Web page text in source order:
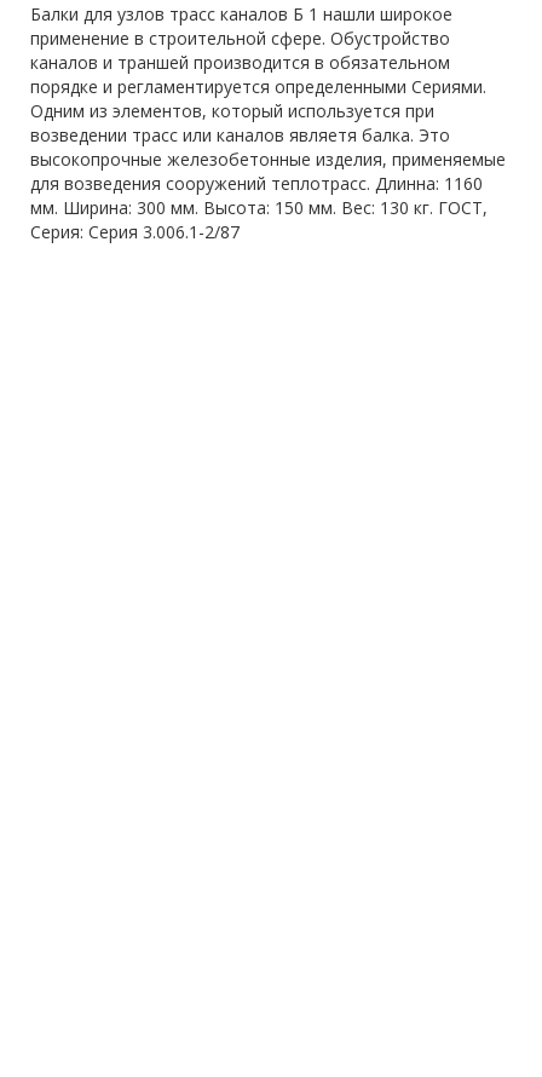
Балки для узлов трасс каналов Б 1 нашли широкое
применение в строительной сфере. Обустройство
каналов и траншей производится в обязательном
порядке и регламентируется определенными Сериями.
Одним из элементов, который используется при
возведении трасс или каналов являетя балка. Это
высокопрочные железобетонные изделия, применяемые
для возведения сооружений теплотрасс. Длинна: 1160
мм. Ширина: 300 мм. Высота: 150 мм. Вес: 130 кг. ГОСТ,
Серия: Серия 3.006.1-2/87